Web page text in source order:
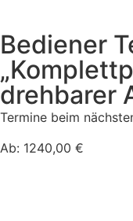
Bediener
drehbarer
Termine beim
Ab: 1240,00 €